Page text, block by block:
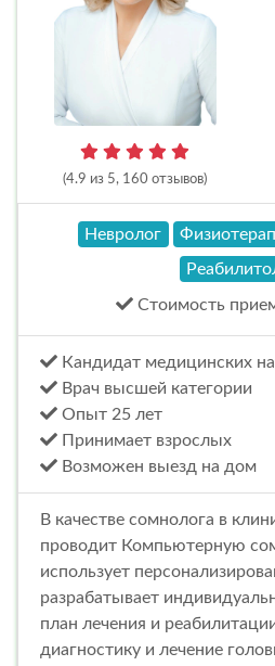
(4.9 из 5, 160 отзывов)
Невролог
Стоимость
Кандидат медицинских
Врач высшей категории
Опыт 25 лет
Принимает взрослых
Возможен выезд на дом
В качестве сомнолога в
проводит Компьютерную
использует
разрабатывает
план лечения и
диагностику и лечение